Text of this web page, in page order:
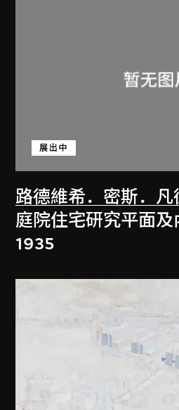
路德維希．密斯．凡
展出中
庭院住宅研究平面及
1935